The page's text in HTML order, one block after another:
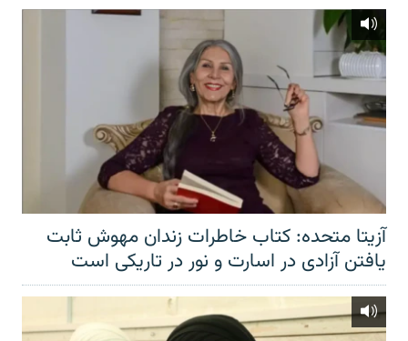
آزیتا متحده: کتاب خاطرات زندان مهوش ثابت
یافتن آزادی در اسارت و نور در تاریکی است